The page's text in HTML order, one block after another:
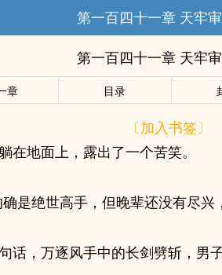
第一百四十一章 天牢
第一百四十一章 天牢
章 目录
〔加入书签〕
在地面上，露出了一个苦笑。
确是绝世高手，但晚辈还没有尽兴
话，万逐风手中的长剑劈斩，男